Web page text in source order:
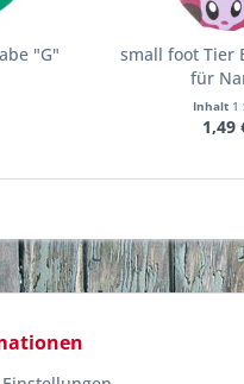
"G"
small foot Tier
für
Inhalt 1
1,49